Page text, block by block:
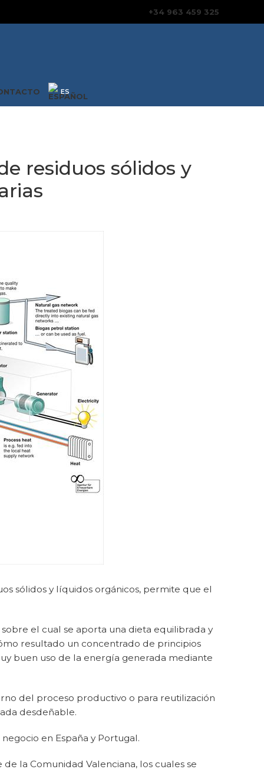
+34 963 459 325
residuos sólidos y
sólidos y líquidos orgánicos, permite que el
el cual se aporta una dieta equilibrada y
resultado un concentrado de principios
buen uso de la energía generada mediante
del proceso productivo o para reutilización
desdeñable.
en España y Portugal.
la Comunidad Valenciana, los cuales se